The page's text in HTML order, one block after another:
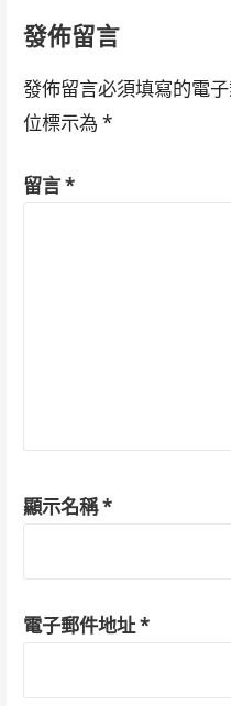
發佈留言
發佈留言必須填寫的電
位標示為 *
留言*
顯示名稱*
電子郵件地址*